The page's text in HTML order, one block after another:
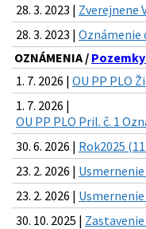
28. 3. 2023 | Zverejnene
28. 3. 2023 | Oznámenie
OZNÁMENIA /
1. 7. 2026 | OU PP PLO
1. 7. 2026 |
OU PP PLO Pril. č. 1
30. 6. 2026 | Rok2025
23. 2. 2026 |
23. 2. 2026 |
30. 10. 2025 |